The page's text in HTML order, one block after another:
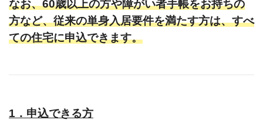
なお、60歳以上の方や障がい者手帳をお持ちの
方など、従来の単身入居要件を満たす方は、すべ
ての住宅に申込できます。
1．申込できる方